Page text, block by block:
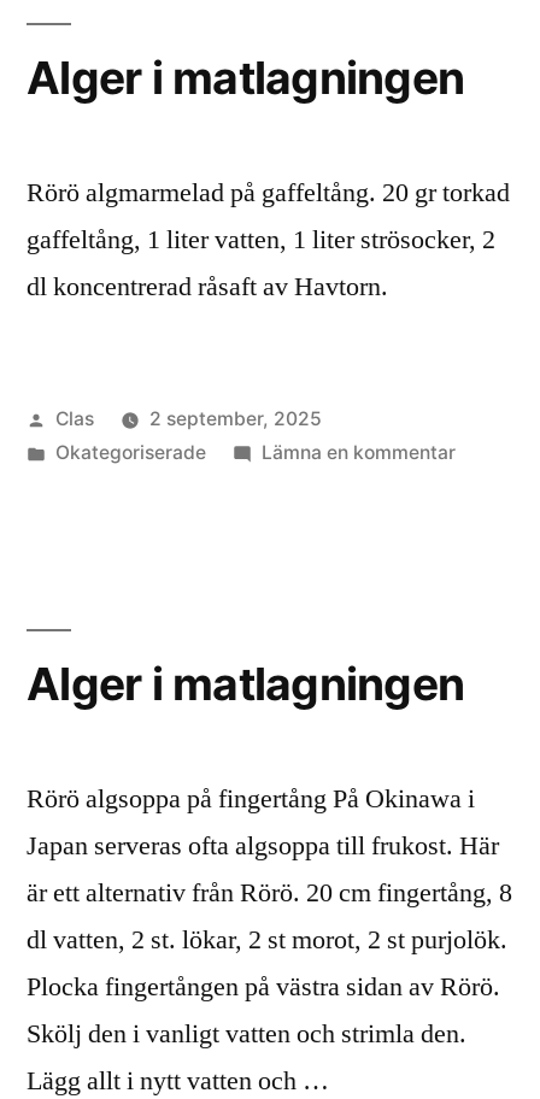
Alger i matlagningen
Rörö algmarmelad på gaffeltång. 20 gr torkad
gaffeltång, 1 liter vatten, 1 liter strösocker, 2
dl koncentrerad råsaft av Havtorn.
Publicerat
av
Clas
2 september, 2025
Publicerat
Okategoriserade Lämna en kommentartill
Alger i matlagningen
Rörö algsoppa på fingertång På Okinawa i
Japan serveras ofta algsoppa till frukost. Här
är ett alternativ från Rörö. 20 cm fingertång, 8
dl vatten, 2 st. lökar, 2 st morot, 2 st purjolök.
Plocka fingertången på västra sidan av Rörö.
Skölj den i vanligt vatten och strimla den.
Lägg allt i nytt vatten och …